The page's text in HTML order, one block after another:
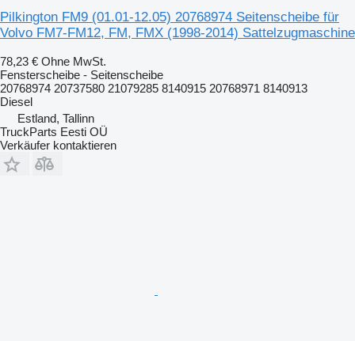
Pilkington FM9 (01.01-12.05) 20768974 Seitenscheibe für
Volvo FM7-FM12, FM, FMX (1998-2014) Sattelzugmaschine
78,23 € Ohne MwSt.
Fensterscheibe - Seitenscheibe
20768974 20737580 21079285 8140915 20768971 8140913
Diesel
Estland, Tallinn
TruckParts Eesti OÜ
Verkäufer kontaktieren